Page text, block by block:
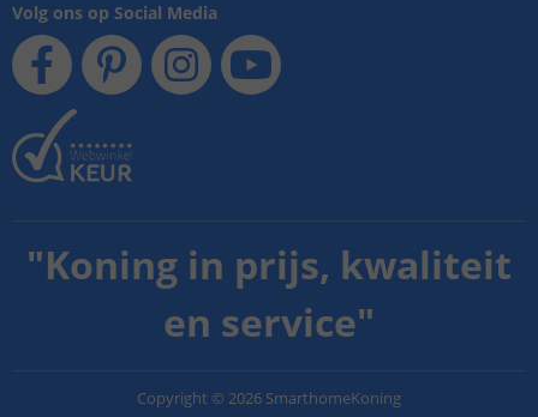
Volg ons op Social Media
"Koning in prijs, kwaliteit
en service"
Copyright © 2026 SmarthomeKoning